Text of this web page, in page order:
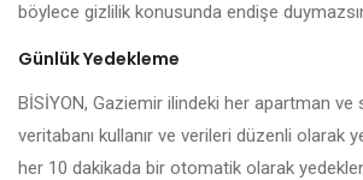
böylece gizlilik konusunda endişe
Günlük Yedekleme
BİSİYON, Gaziemir ilindeki her apartman ve
veritabanı kullanır ve verileri düzenli olarak
her 10 dakikada bir otomatik olarak